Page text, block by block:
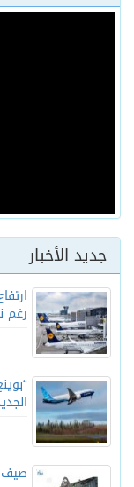
جديد الأخبار
رغم
الجديدة “737-
صيف جدة 2026 يتلألأ